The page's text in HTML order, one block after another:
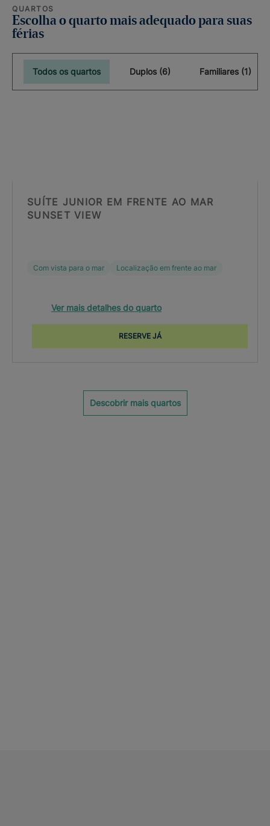
QUARTOS
Escolha o quarto mais adequado para suas
férias
Todos os quartos Duplos (6) Familiares (1)
SUÍTE JUNIOR EM FRENTE AO MAR
SUNSET VIEW
Com vista para o mar Localização em frente ao mar
Ver mais detalhes do quarto
RESERVE JÁ
Descobrir mais quartos